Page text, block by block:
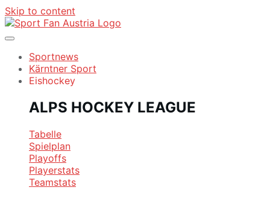
Skip to content
Sportnews
Kärntner Sport
Eishockey
ALPS HOCKEY LEAGUE
Tabelle
Spielplan
Playoffs
Playerstats
Teamstats